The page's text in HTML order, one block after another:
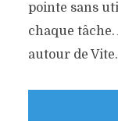
pointe sans
chaque
autour de